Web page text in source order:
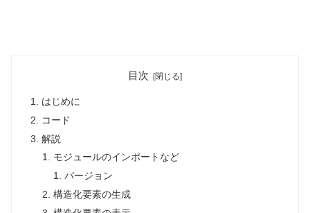
目次
はじめに
コード
解説
モジュールのインポートなど
バージョン
構造化要素の生成